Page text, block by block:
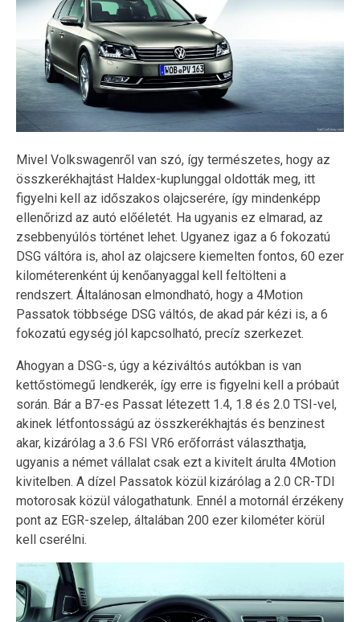
Mivel Volkswagenről van szó, így természetes, hogy az
összkerékhajtást Haldex-kuplunggal oldották meg, itt
figyelni kell az időszakos olajcserére, így mindenképp
ellenőrizd az autó előéletét. Ha ugyanis ez elmarad, az
zsebbenyúlós történet lehet. Ugyanez igaz a 6 fokozatú
DSG váltóra is, ahol az olajcsere kiemelten fontos, 60 ezer
kilométerenként új kenőanyaggal kell feltölteni a
rendszert. Általánosan elmondható, hogy a 4Motion
Passatok többsége DSG váltós, de akad pár kézi is, a 6
fokozatú egység jól kapcsolható, precíz szerkezet.
Ahogyan a DSG-s, úgy a kéziváltós autókban is van
kettőstömegű lendkerék, így erre is figyelni kell a próbaút
során. Bár a B7-es Passat létezett 1.4, 1.8 és 2.0 TSI-vel,
akinek létfontosságú az összkerékhajtás és benzinest
akar, kizárólag a 3.6 FSI VR6 erőforrást választhatja,
ugyanis a német vállalat csak ezt a kivitelt árulta 4Motion
kivitelben. A dízel Passatok közül kizárólag a 2.0 CR-TDI
motorosak közül válogathatunk. Ennél a motornál érzékeny
pont az EGR-szelep, általában 200 ezer kilométer körül
kell cserélni.